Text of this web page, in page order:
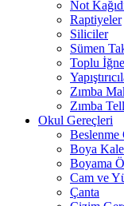
Not
Raptiyeler
Siliciler
Sümen
Toplu
Zımba
Zımba
Okul Gereçleri
Beslenme
Boya
Boyama
Cam ve
Çanta